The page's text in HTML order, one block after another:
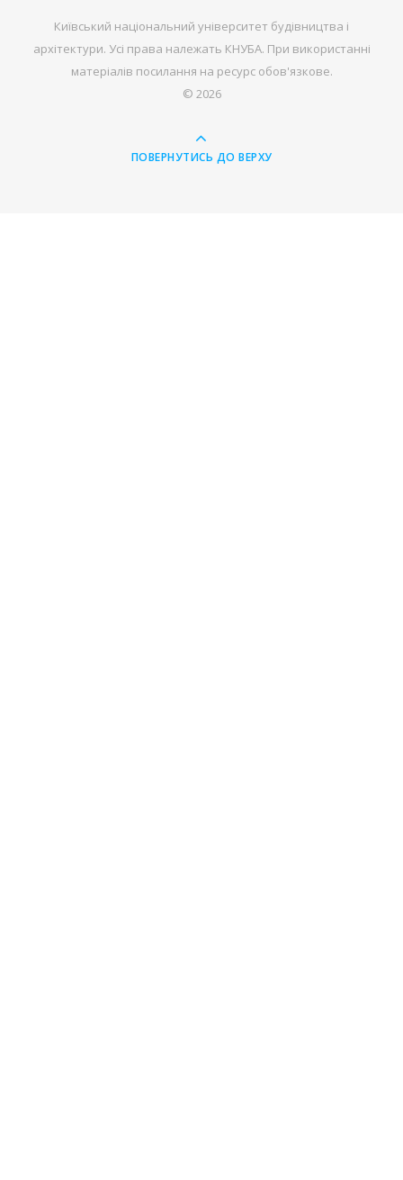
Київський національний університет будівництва і
архітектури. Усі права належать КНУБА. При використанні
матеріалів посилання на ресурс обов'язкове.
© 2026
ПОВЕРНУТИСЬ ДО ВЕРХУ